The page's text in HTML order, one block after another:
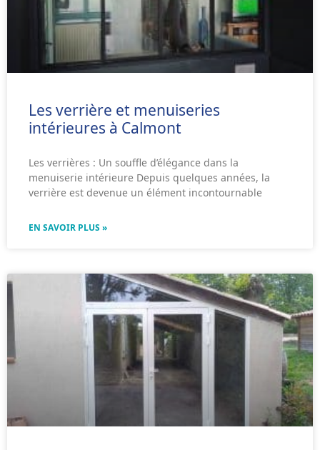
Les verrière et menuiseries
intérieures à Calmont
Les verrières : Un souffle d’élégance dans la
menuiserie intérieure Depuis quelques années, la
verrière est devenue un élément incontournable
EN SAVOIR PLUS »